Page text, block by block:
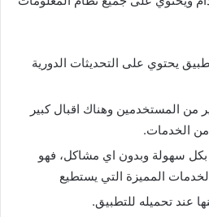
يحتوي على التحديثات الدورية
المستخدمين وهناك اقبال كبير
من الخدمات.
بكل سهولة وبدون اي مشاكل، فهو
المميزة التي يستطيع
عند تحميله للتطبيق.